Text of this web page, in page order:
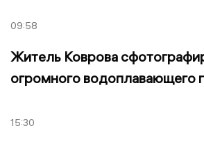
09:58
Житель Коврова
огромного водоплавающего
15:30